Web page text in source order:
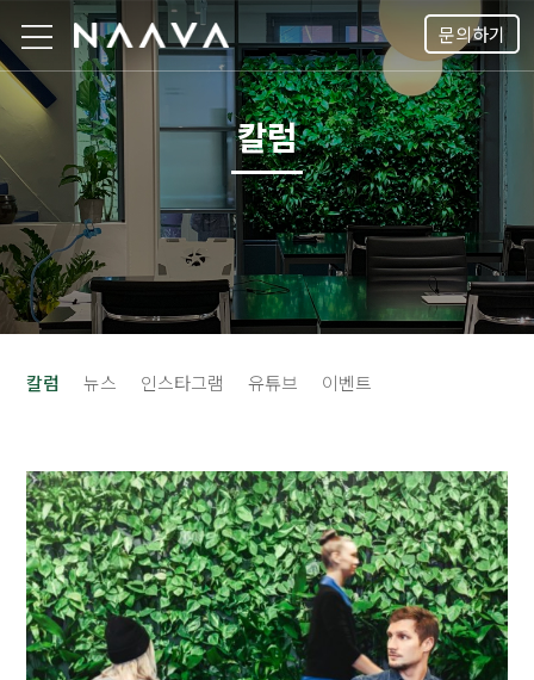
문의하기
칼럼
칼럼 뉴스 인스타그램 유튜브 이벤트